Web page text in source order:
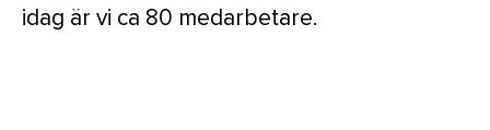
idag är vi ca 80 medarbetare.